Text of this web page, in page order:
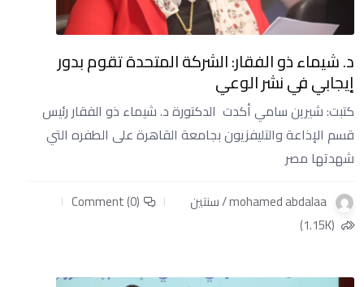
د. شيماء ذو الفقار: الشركة المتحدة تقوم بدور
إيجابي في نشر الوعي
كتبت: شيرين سامي أكدت الدكتورة د. شيماء ذو الفقار رئيس
قسم الإذاعة والتليفزيون بجامعة القاهرة على الطفره التي
شهدتها مصر
mohamed abdalaa / سنتين
Comment (0)
(1.15K)